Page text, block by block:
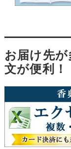
お届け先
文が便利！